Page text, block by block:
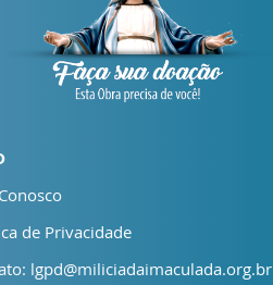
de Privacidade
lgpd@miliciadaimaculada.org.br